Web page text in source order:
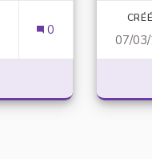
0
07/